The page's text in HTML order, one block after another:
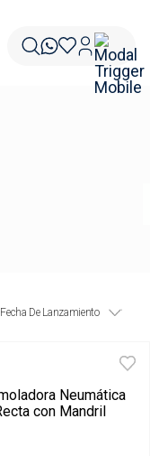
Fecha De Lanzamiento